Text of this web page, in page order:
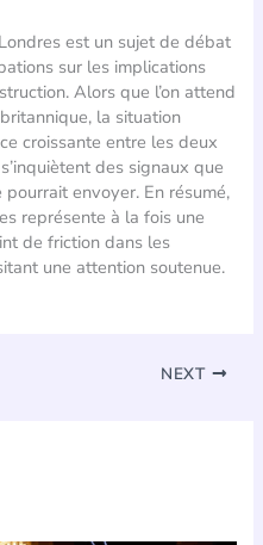
est un sujet de débat
sur les implications
Alors que l’on attend
la situation
croissante entre les deux
des signaux que
pourrait envoyer. En résumé,
représente à la fois une
de friction dans les
une attention soutenue.
NEXT